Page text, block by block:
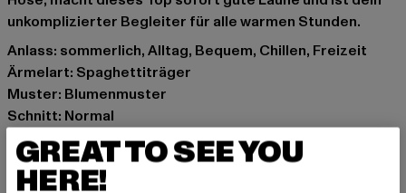
unkomplizierter Begleiter für alle warmen Stunden.
Anlass: sommerlich, Alltag, Bequem, Chillen, Freizeit
Ärmelart: Spaghettiträger
Muster: Blumenmuster
Schnitt: Normal
Marke: Cloud5ive
Kat.: Tank Tops
Farbe: schwarz
GREAT TO SEE YOU
HERE!